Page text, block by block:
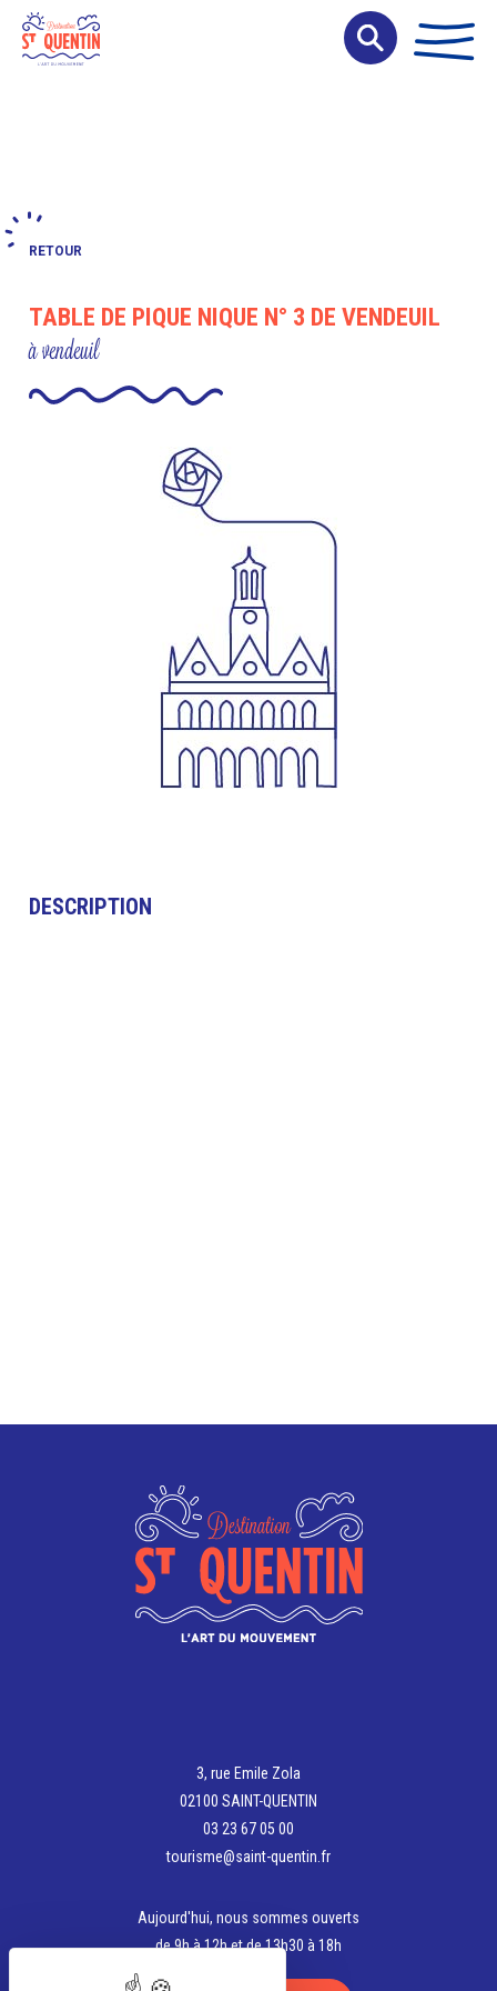
RETOUR
TABLE DE PIQUE NIQUE N° 3 DE VENDEUIL
à vendeuil
DESCRIPTION
3, rue Emile Zola
02100 SAINT-QUENTIN
03 23 67 05 00
tourisme@saint-quentin.fr
Aujourd'hui, nous sommes ouverts
de 9h à 12h et de 13h30 à 18h
Panneau de gestion des cookies